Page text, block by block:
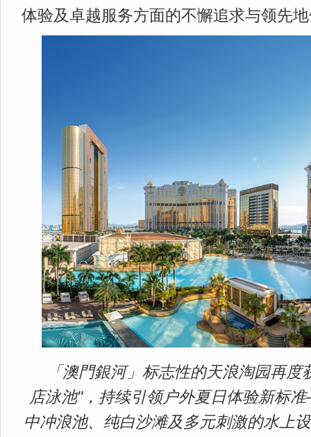
体验及卓越服务方面的不懈追求与领先
「澳門銀河」标志性的天浪淘园再
店泳池"，持续引领户外夏日体验新标
中冲浪池、纯白沙滩及多元刺激的水上